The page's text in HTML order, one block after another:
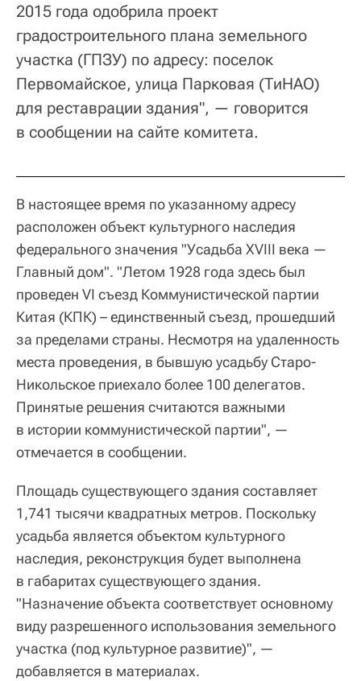
2015 года одобрила проект
градостроительного плана земельного
участка (ГПЗУ) по адресу: поселок
Первомайское, улица Парковая (ТиНАО)
для реставрации здания", — говорится
в сообщении на сайте комитета.
В настоящее время по указанному адресу
расположен объект культурного наследия
федерального значения "Усадьба XVIII века —
Главный дом". "Летом 1928 года здесь был
проведен VI съезд Коммунистической партии
Китая (КПК) – единственный съезд, прошедший
за пределами страны. Несмотря на удаленность
места проведения, в бывшую усадьбу Старо-
Никольское приехало более 100 делегатов.
Принятые решения считаются важными
в истории коммунистической партии", —
отмечается в сообщении.
Площадь существующего здания составляет
1,741 тысячи квадратных метров. Поскольку
усадьба является объектом культурного
наследия, реконструкция будет выполнена
в габаритах существующего здания.
"Назначение объекта соответствует основному
виду разрешенного использования земельного
участка (под культурное развитие)", —
добавляется в материалах.